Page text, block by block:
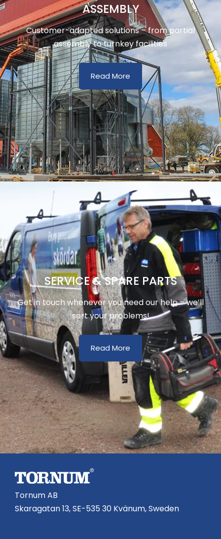
ASSEMBLY
Customer-adapted solutions – from partial
assembly to turnkey facilities
Read More
SERVICE & SPARE PARTS
Get in touch whenever you need our help – we’ll
sort your problems!
Read More
Tornum AB
Skaragatan 13, SE-535 30 Kvänum, Sweden